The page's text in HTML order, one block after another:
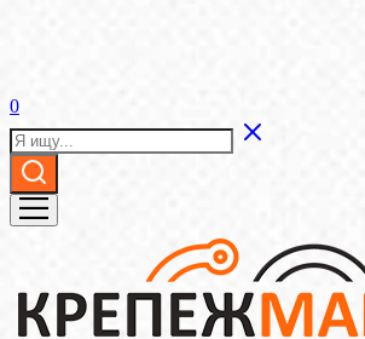
0